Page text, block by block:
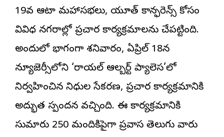
19వ ఆటా మహాసభలు, యూత్ కాన్ఫరెన్స్ కోసం
వివిధ నగరాల్లో ప్రచార కార్యక్రమాలను చేపట్టింది.
అందులో భాగంగా శనివారం, ఏప్రిల్ 18న
న్యూజెర్సీలోని ‘రాయల్ ఆల్బర్ట్ ప్యాలెస’లో
నిర్వహించిన నిధుల సేకరణ, ప్రచార కార్యక్రమానికి
అద్భుత స్పందన వచ్చింది. ఈ కార్యక్రమానికి
సుమారు 250 మందికిపైగా ప్రవాస తెలుగు వారు